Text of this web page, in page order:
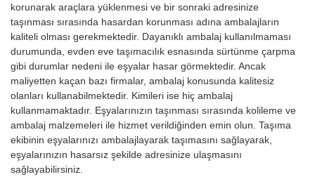
korunarak araçlara yüklenmesi ve bir sonraki adresinize
taşınması sırasında hasardan korunması adına ambalajların
kaliteli olması gerekmektedir. Dayanıklı ambalaj kullanılmaması
durumunda, evden eve taşımacılık esnasında sürtünme çarpma
gibi durumlar nedeni ile eşyalar hasar görmektedir. Ancak
maliyetten kaçan bazı firmalar, ambalaj konusunda kalitesiz
olanları kullanabilmektedir. Kimileri ise hiç ambalaj
kullanmamaktadır. Eşyalarınızın taşınması sırasında kolileme ve
ambalaj malzemeleri ile hizmet verildiğinden emin olun. Taşıma
ekibinin eşyalarınızı ambalajlayarak taşımasını sağlayarak,
eşyalarınızın hasarsız şekilde adresinize ulaşmasını
sağlayabilirsiniz.